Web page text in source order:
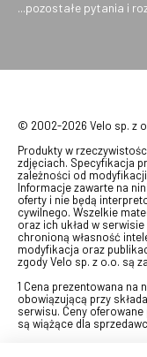
...pozostałe pytania i
© 2002-2026 Velo sp. z
Produkty w
zdjęciach. Specyfikacja
zależności od
Informacje zawarte na
oferty i nie będą
cywilnego. Wszelkie
oraz ich układ w
chronioną własność
modyfikacja oraz
zgody Velo sp. z o.o. są
1 Cena prezentowana na
obowiązującą przy
serwisu. Ceny
są wiążące dla